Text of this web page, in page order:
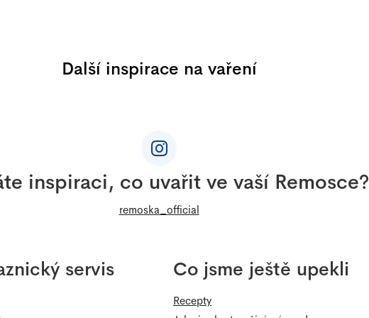
Další inspirace na vaření
inspiraci, co uvařit ve vaší Remosce?
remoska_official
servis Co jsme ještě upekli
Recepty